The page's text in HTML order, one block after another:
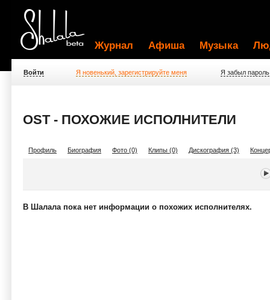
Журнал Афиша Музыка
Войти Я новенький, зарегистрируйте меня Я забыл пароль
OST - ПОХОЖИЕ ИСПОЛНИТЕЛИ
Профиль Биография Фото (0) Клипы (0) Дискография (3)
В Шалала пока нет информации о похожих исполнителях.